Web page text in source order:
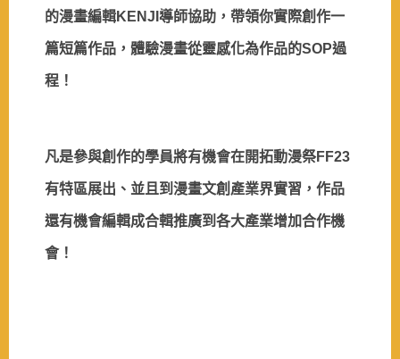
的漫畫編輯KENJI 導師協助，帶領你實際創作一
篇短篇作品，體驗漫畫從靈感化為作品的SOP過
程！
凡是參與創作的學員將有機會在開拓動漫祭FF23
有特區展出、並且到漫畫文創產業界實習，作品
還有機會編輯成合輯推廣到各大產業增加合作機
會！